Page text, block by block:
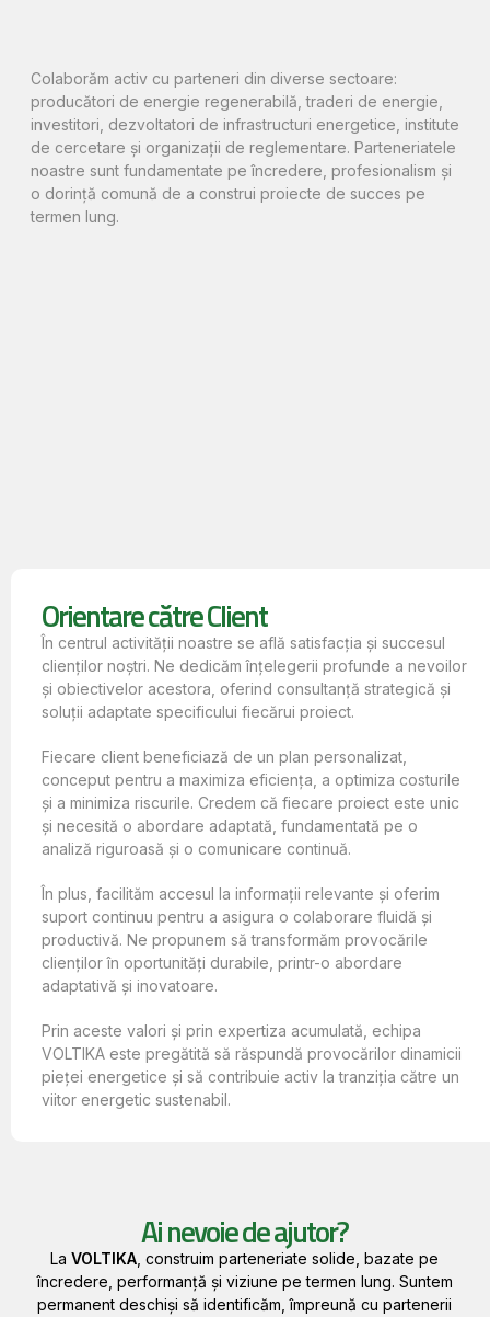
Colaborăm activ cu parteneri din diverse sectoare:
producători de energie regenerabilă, traderi de energie,
investitori, dezvoltatori de infrastructuri energetice, institute
de cercetare și organizații de reglementare. Parteneriatele
noastre sunt fundamentate pe încredere, profesionalism și
o dorință comună de a construi proiecte de succes pe
termen lung.
Orientare către Client
În centrul activității noastre se află satisfacția și succesul
clienților noștri. Ne dedicăm înțelegerii profunde a nevoilor
și obiectivelor acestora, oferind consultanță strategică și
soluții adaptate specificului fiecărui proiect.
Fiecare client beneficiază de un plan personalizat,
conceput pentru a maximiza eficiența, a optimiza costurile
și a minimiza riscurile. Credem că fiecare proiect este unic
și necesită o abordare adaptată, fundamentată pe o
analiză riguroasă și o comunicare continuă.
În plus, facilităm accesul la informații relevante și oferim
suport continuu pentru a asigura o colaborare fluidă și
productivă. Ne propunem să transformăm provocările
clienților în oportunități durabile, printr-o abordare
adaptativă și inovatoare.
Prin aceste valori și prin expertiza acumulată, echipa
VOLTIKA este pregătită să răspundă provocărilor dinamicii
pieței energetice și să contribuie activ la tranziția către un
viitor energetic sustenabil.
Ai nevoie de ajutor?
LaVOLTIKA , construim parteneriate solide, bazate pe
încredere, performanță și viziune pe termen lung. Suntem
permanent deschiși să identificăm, împreună cu partenerii